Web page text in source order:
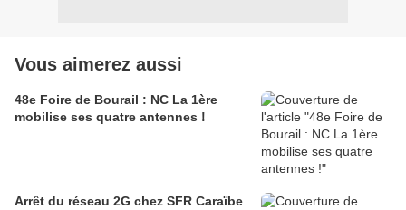
Vous aimerez aussi
48e Foire de Bourail : NC La 1ère
mobilise ses quatre antennes !
Arrêt du réseau 2G chez SFR Caraïbe